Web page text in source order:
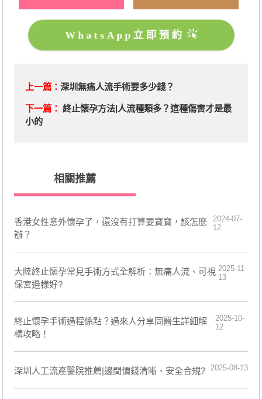
WhatsApp立即預約
上一篇： 深圳無痛人流手術要多少錢？
下一篇： 終止懷孕方法|人流種類多？這種傷害才是最
小的
相關推薦
香港女性意外懷孕了，還沒有打算要寶寶，該怎麼
辦？
2024-07-
12
大陸終止懷孕常見手術方式全解析：無痛人流、可視
保宮邊樣好?
2025-11-
13
終止懷孕手術過程係點？過來人分享同醫生詳細解
構攻略！
2025-10-
12
深圳人工流產醫院推薦|邊間價錢清晰、安全合規? 2025-08-13